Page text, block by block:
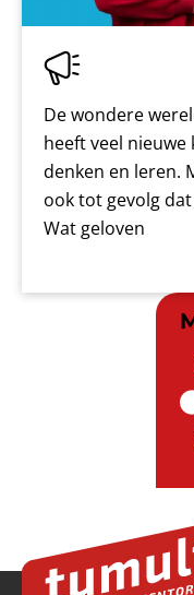
De wondere
heeft veel
denken en leren.
ook tot gevolg
Wat geloven